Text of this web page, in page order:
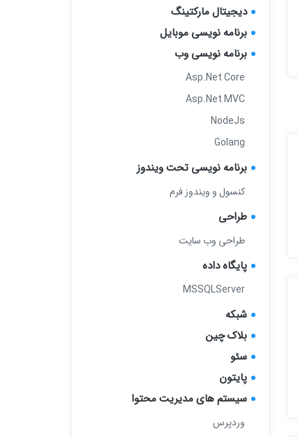
دیجیتال مارکتینگ
برنامه نویسی موبایل
برنامه نویسی وب
Asp.Net Core
Asp.Net MVC
NodeJs
Golang
برنامه نویسی تحت ویندوز
کنسول و ویندوز فرم
طراحی
طراحی وب سایت
پایگاه داده
MSSQLServer
شبکه
بلاک چین
سئو
پایتون
سیستم های مدیریت محتوا
وردپرس